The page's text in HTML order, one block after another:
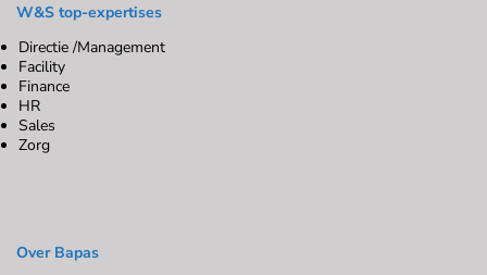
W&S top-expertises
Directie /Management
Facility
Finance
HR
Sales
Zorg
Over Bapas